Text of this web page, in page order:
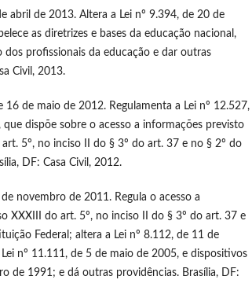
abril de 2013. Altera a Lei nº 9.394, de 20 de
as diretrizes e bases da educação nacional,
dos profissionais da educação e dar outras
Civil, 2013.
16 de maio de 2012. Regulamenta a Lei nº 12.527,
dispõe sobre o acesso a informações previsto
5º, no inciso II do § 3º do art. 37 e no § 2º do
DF: Casa Civil, 2012.
novembro de 2011. Regula o acesso a
XXXIII do art. 5º, no inciso II do § 3º do art. 37 e
Federal; altera a Lei nº 8.112, de 11 de
nº 11.111, de 5 de maio de 2005, e dispositivos
de 1991; e dá outras providências. Brasília, DF: